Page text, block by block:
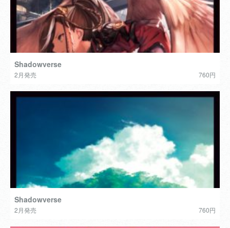
Shadowverse
2月発売 760円
Shadowverse
2月発売 760円